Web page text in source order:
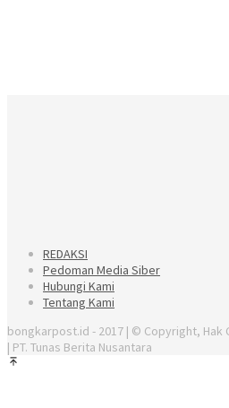
REDAKSI
Pedoman Media Siber
Hubungi Kami
Tentang Kami
bongkarpost.id - 2017 | © Copyright, Hak
| PT. Tunas Berita Nusantara